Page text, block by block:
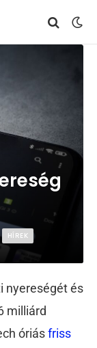
HÍREK
nyereségét és
milliárd
óriásfriss